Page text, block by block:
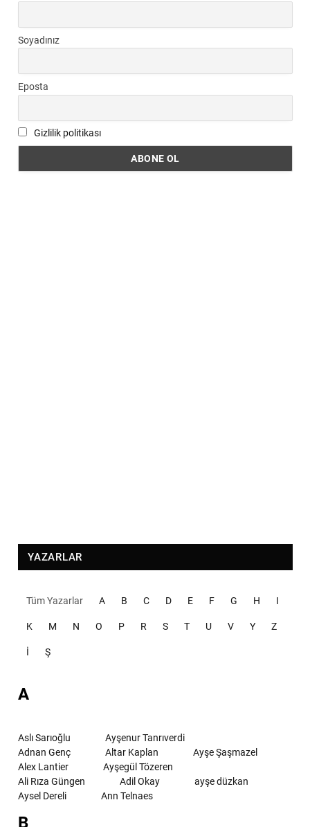
Soyadınız
Eposta
Gizlilik politikası
YAZARLAR
Tüm Yazarlar A B C D E F G H I
K M N O P R S T U V Y Z
İ Ş
A
Aslı Sarıoğlu
Ayşenur Tanrıverdi
Adnan Genç
Altar Kaplan
Ayşe Şaşmazel
Alex Lantier
Ayşegül Tözeren
Ali Rıza Güngen
Adil Okay
ayşe düzkan
Aysel Dereli
Ann Telnaes
B